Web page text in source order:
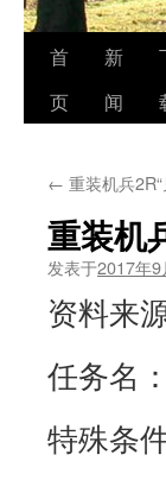
首
页
新
闻
← 重装机兵
重装机
发表于2017年9
资料来
任务名
特殊条